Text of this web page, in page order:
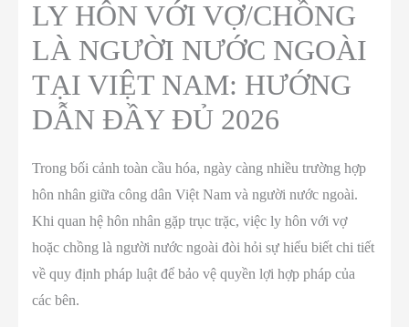
LY HÔN VỚI VỢ/CHỒNG
LÀ NGƯỜI NƯỚC NGOÀI
TẠI VIỆT NAM: HƯỚNG
DẪN ĐẦY ĐỦ 2026
Trong bối cảnh toàn cầu hóa, ngày càng nhiều trường hợp
hôn nhân giữa công dân Việt Nam và người nước ngoài.
Khi quan hệ hôn nhân gặp trục trặc, việc ly hôn với vợ
hoặc chồng là người nước ngoài đòi hỏi sự hiểu biết chi tiết
về quy định pháp luật để bảo vệ quyền lợi hợp pháp của
các bên.